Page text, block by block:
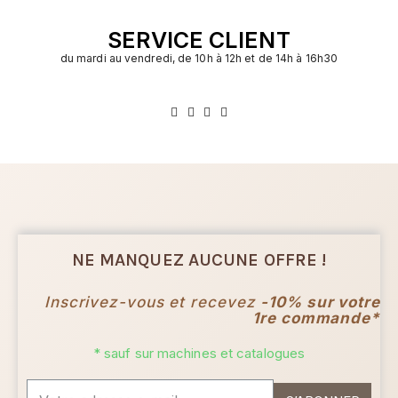
SERVICE CLIENT
du mardi au vendredi, de 10h à 12h et de 14h à 16h30
NE MANQUEZ AUCUNE OFFRE !
Inscrivez-vous et recevez -10% sur votre
1re commande*
* sauf sur machines et catalogues